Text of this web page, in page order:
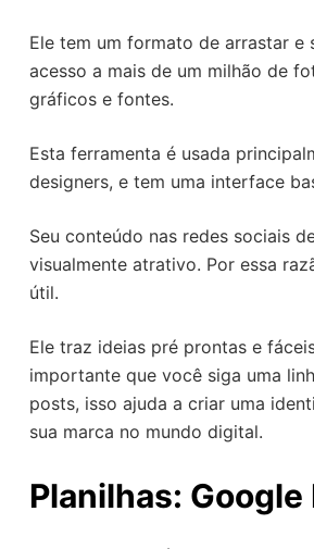
Ele tem um formato de arrastar e
acesso a mais de um milhão de
gráficos e fontes.
Esta ferramenta é usada
designers, e tem uma interface
Seu conteúdo nas redes sociais
visualmente atrativo. Por essa
útil.
Ele traz ideias pré prontas e
importante que você siga uma
posts, isso ajuda a criar uma
sua marca no mundo digital.
Planilhas: Google